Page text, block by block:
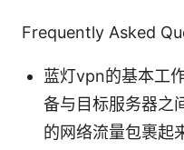
Frequently Asked
蓝灯vpn的基本工
备与目标服务器之
的网络流量包裹起